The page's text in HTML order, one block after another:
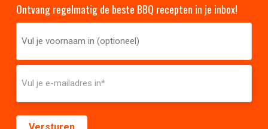
Ontvang regelmatig de beste BBQ recepten in je inbox!